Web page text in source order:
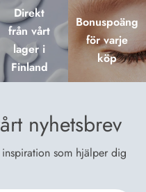
Direkt
från vårt
lager i
Finland
Bonuspoäng
för varje
köp
nyhetsbrev
som hjälper dig